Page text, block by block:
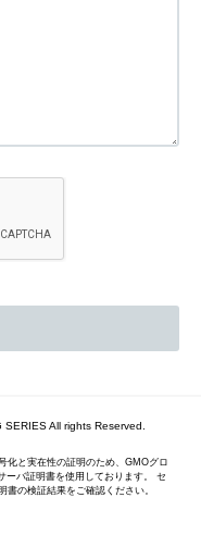
All rights Reserved.
化と実在性の証明のため、GMOグロ
ーバ証明書を使用しております。 セ
書の検証結果をご確認ください。